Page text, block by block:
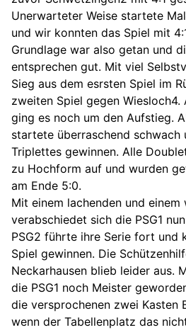
Unerwarteter Weise startete
und wir konnten das Spiel mit
Grundlage war also getan und
entsprechen gut. Mit viel
Sieg aus dem esrsten Spiel im
zweiten Spiel gegen Wiesloch4.
ging es noch um den Aufstieg.
startete überraschend
Triplettes gewinnen. Alle
zu Hochform auf und wurden
am Ende 5:0.
Mit einem lachenden und einem
verabschiedet sich die PSG1
PSG2 führte ihre Serie fort und
Spiel gewinnen. Die
Neckarhausen blieb leider aus.
die PSG1 noch Meister
die versprochenen zwei Kasten
wenn der Tabellenplatz das